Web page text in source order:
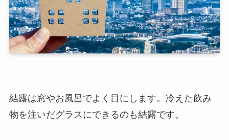
結露は窓やお風呂でよく目にします。冷えた飲み
物を注いだグラスにできるのも結露です。